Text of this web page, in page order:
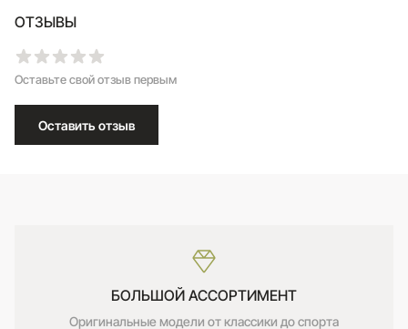
ОТЗЫВЫ
Оставьте свой отзыв первым
Оставить отзыв
БОЛЬШОЙ АССОРТИМЕНТ
Оригинальные модели от классики до спорта